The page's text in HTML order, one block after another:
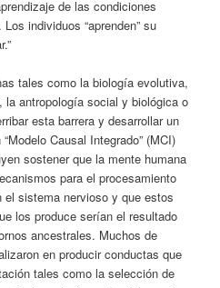
de las condiciones
individuos “aprenden” su
tales como la biología evolutiva,
antropología social y biológica o
esta barrera y desarrollar un
Causal Integrado” (MCI)
sostener que la mente humana
para el procesamiento
el sistema nervioso y que estos
los produce serían el resultado
ancestrales. Muchos de
en producir conductas que
tales como la selección de